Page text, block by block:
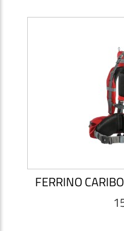
FERRINO